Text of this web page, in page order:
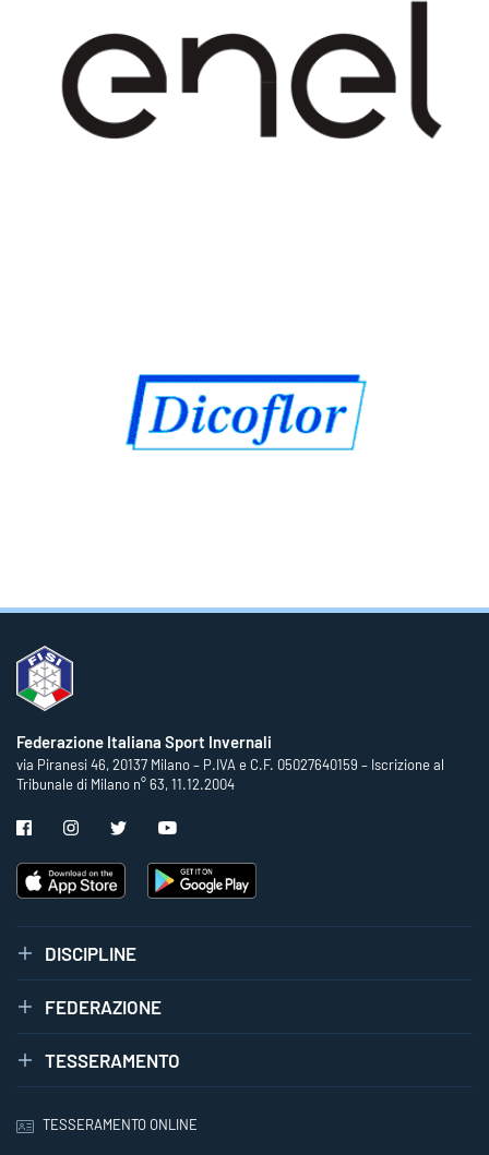
Federazione Italiana Sport Invernali
via Piranesi 46, 20137 Milano – P.IVA e C.F. 05027640159 – Iscrizione al
Tribunale di Milano n° 63, 11.12.2004
DISCIPLINE
FEDERAZIONE
TESSERAMENTO
TESSERAMENTO ONLINE